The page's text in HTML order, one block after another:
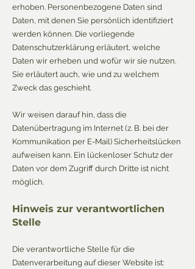
erhoben. Personenbezogene Daten sind
Daten, mit denen Sie persönlich identifiziert
werden können. Die vorliegende
Datenschutzerklärung erläutert, welche
Daten wir erheben und wofür wir sie nutzen.
Sie erläutert auch, wie und zu welchem
Zweck das geschieht.
Wir weisen darauf hin, dass die
Datenübertragung im Internet (z. B. bei der
Kommunikation per E-Mail) Sicherheitslücken
aufweisen kann. Ein lückenloser Schutz der
Daten vor dem Zugriff durch Dritte ist nicht
möglich.
Hinweis zur verantwortlichen
Stelle
Die verantwortliche Stelle für die
Datenverarbeitung auf dieser Website ist: